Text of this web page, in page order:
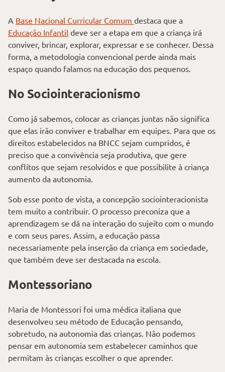
A Base Nacional Curricular Comum destaca que a
Educação Infantil deve ser a etapa em que a criança irá
conviver, brincar, explorar, expressar e se conhecer. Dessa
forma, a metodologia convencional perde ainda mais
espaço quando falamos na educação dos pequenos.
No Sociointeracionismo
Como já sabemos, colocar as crianças juntas não significa
que elas irão conviver e trabalhar em equipes. Para que os
direitos estabelecidos na BNCC sejam cumpridos, é
preciso que a convivência seja produtiva, que gere
conflitos que sejam resolvidos e que possibilite à criança
aumento da autonomia.
Sob esse ponto de vista, a concepção sociointeracionista
tem muito a contribuir. O processo preconiza que a
aprendizagem se dá na interação do sujeito com o mundo
e com seus pares. Assim, a educação passa
necessariamente pela inserção da criança em sociedade,
que também deve ser destacada na escola.
Montessoriano
Maria de Montessori foi uma médica italiana que
desenvolveu seu método de Educação pensando,
sobretudo, na autonomia das crianças. Não podemos
pensar em autonomia sem estabelecer caminhos que
permitam às crianças escolher o que aprender.